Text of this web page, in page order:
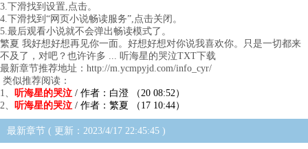
3.下滑找到设置,点击。
4.下滑找到“网页小说畅读服务”,点击关闭。
5.最后观看小说就不会弹出畅读模式了。
繁夏 我好想好想再见你一面。好想好想对你说我喜欢你。只是一切都来
不及了，对吧？也许许多 ... 听海星的哭泣TXT下载
最新章节推荐地址：http://m.ycmpyjd.com/info_cyr/
类似推荐阅读：
1、 听海星的哭泣 / 作者：白澄 （20 08:52）
2、 听海星的哭泣 / 作者：繁夏 （17 10:44）
最新章节 ( 更新：2023/4/17 22:45:45 )